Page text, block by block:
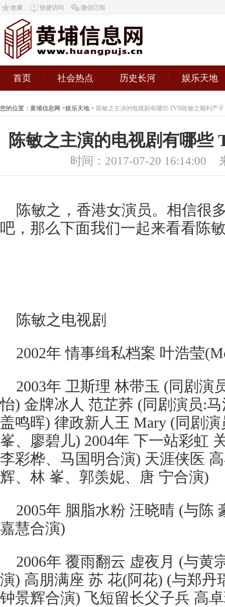
收藏 快捷访问 微信订阅
首页 社会热点 历史长河 娱乐天地
您的位置： 黄埔信息网 >娱乐天地 > 陈敏之主演的电视剧有哪些 TVB陈敏之顺利产子
陈敏之主演的电视剧有哪些
时间：2017-07-20 16:14:00
陈敏之，香港女演员。相信很
吧，那么下面我们一起来看看陈
陈敏之电视剧
2002年 情事缉私档案 叶浩莹
2003年 卫斯理 林带玉 (同剧演
怡) 金牌冰人 范芷荞 (同剧演员:
盖鸣晖) 律政新人王 Mary (同剧
峯、廖碧儿) 2004年 下一站彩虹
李彩桦、马国明合演) 天涯侠医
辉、林 峯、郭羡妮、唐 宁合演)
2005年 胭脂水粉 汪晓晴 (与陈
嘉慧合演)
2006年 覆雨翻云 虚夜月 (与黄
演) 高朋满座 苏 花(阿花) (与郑丹
钟景辉合演) 飞短留长父子兵 高